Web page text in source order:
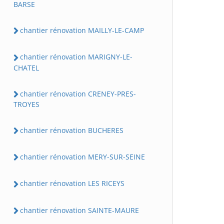
BARSE
chantier rénovation MAILLY-LE-CAMP
chantier rénovation MARIGNY-LE-
CHATEL
chantier rénovation CRENEY-PRES-
TROYES
chantier rénovation BUCHERES
chantier rénovation MERY-SUR-SEINE
chantier rénovation LES RICEYS
chantier rénovation SAINTE-MAURE